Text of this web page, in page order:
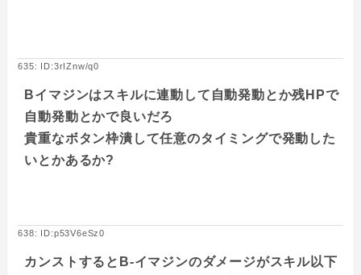
635: ID:3rIZnw/q0
Bイマジンはスキルに連動して自動発動とか残HPで
自動発動とかで良いだろ
貴重なボタン枠潰して任意のタイミングで発動した
いとかあるか?
638: ID:p53V6eSz0
カンストするとB-イマジンのダメージがスキル以下